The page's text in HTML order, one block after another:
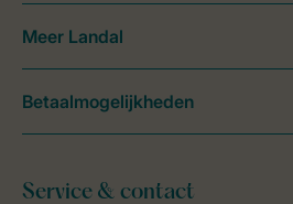
Service & contact
Meer Landal
Betaalmogelijkheden